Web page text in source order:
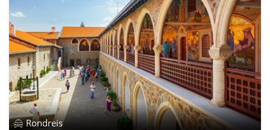
Rondreis